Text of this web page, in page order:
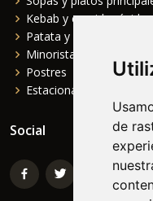
de
Kebab y comida rápida
Patata y Complementos
Minorista
Postres
Estacional
Social